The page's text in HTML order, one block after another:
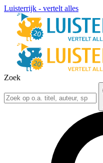
Luisterrijk - vertelt alles
Zoek